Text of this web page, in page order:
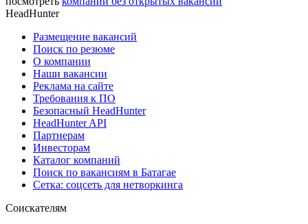
HeadHunter
Размещение вакансий
Поиск по резюме
О компании
Наши вакансии
Реклама на сайте
Требования к ПО
Безопасный HeadHunter
HeadHunter API
Партнерам
Инвесторам
Каталог компаний
Поиск по вакансиям в Батагае
Сетка: соцсеть для нетворкинга
Соискателям